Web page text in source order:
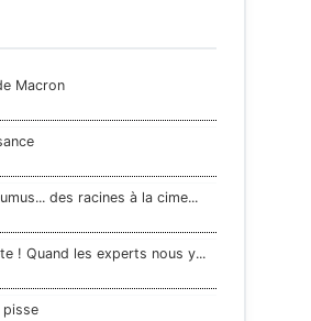
Macron
des racines à la cime...
! Quand les experts nous y...
pisse